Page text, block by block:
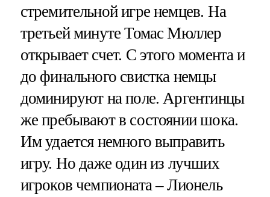
стремительной игре немцев. На
третьей минуте Томас Мюллер
открывает счет. С этого момента и
до финального свистка немцы
доминируют на поле. Аргентинцы
же пребывают в состоянии шока.
Им удается немного выправить
игру. Но даже один из лучших
игроков чемпионата – Лионель